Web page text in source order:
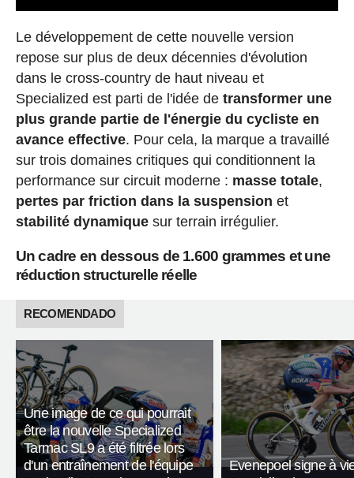
Le développement de cette nouvelle version
repose sur plus de deux décennies d'évolution
dans le cross-country de haut niveau et
Specialized est parti de l'idée de transformer une
plus grande partie de l'énergie du cycliste en
avance effective. Pour cela, la marque a travaillé
sur trois domaines critiques qui conditionnent la
performance sur circuit moderne : masse totale,
pertes par friction dans la suspension et
stabilité dynamiquesur terrain irrégulier.
Un cadre en dessous de 1.600 grammes et une
réduction structurelle réelle
RECOMENDADO
Une image de ce qui pourrait
être la nouvelle Specialized
Tarmac SL9 a été filtrée lors
d'un entraînement de l'équipe
Evenepoel signe à